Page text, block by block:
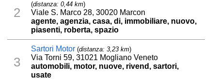
2
(distanza: 0,44 km)
Viale S. Marco 28, 30020 Marcon
agente, agenzia, casa, di, immobiliare, nuovo,
piasenti, roberta, spazio
3
Sartori Motor (distanza: 3,23 km)
Via Torni 59, 31021 Mogliano Veneto
automobili, motor, nuove, rivend, sartori,
usate